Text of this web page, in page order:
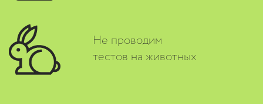
Не проводим
тестов на животных